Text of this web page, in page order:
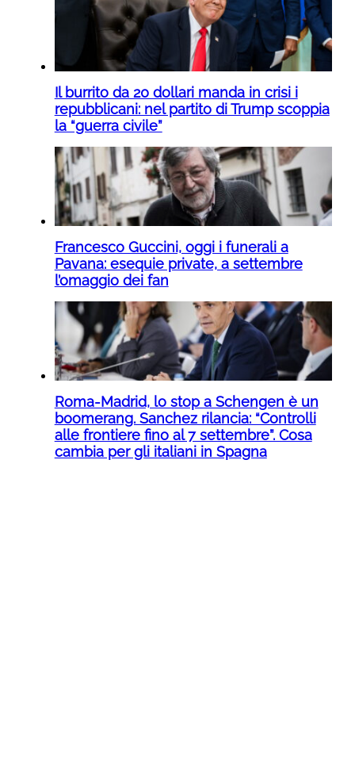
Il burrito da 20 dollari manda in crisi i
repubblicani: nel partito di Trump scoppia
la “guerra civile”
Francesco Guccini, oggi i funerali a
Pavana: esequie private, a settembre
l’omaggio dei fan
Roma-Madrid, lo stop a Schengen è un
boomerang. Sanchez rilancia: “Controlli
alle frontiere fino al 7 settembre”. Cosa
cambia per gli italiani in Spagna